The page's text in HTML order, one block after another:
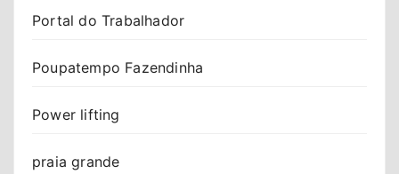
Portal do Trabalhador
Poupatempo Fazendinha
Power lifting
praia grande